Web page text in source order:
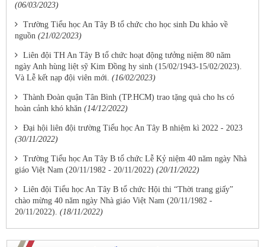
(06/03/2023)
Trường Tiểu học An Tây B tổ chức cho học sinh Du khảo về
nguồn (21/02/2023)
Liên đội TH An Tây B tổ chức hoạt động tưởng niệm 80 năm
ngày Anh hùng liệt sỹ Kim Đồng hy sinh (15/02/1943-15/02/2023).
Và Lễ kết nạp đội viên mới. (16/02/2023)
Thành Đoàn quận Tân Bình (TP.HCM) trao tặng quà cho hs có
hoàn cảnh khó khăn (14/12/2022)
Đại hội liên đội trường Tiểu học An Tây B nhiệm kì 2022 - 2023
(30/11/2022)
Trường Tiểu học An Tây B tổ chức Lễ Kỷ niệm 40 năm ngày Nhà
giáo Việt Nam (20/11/1982 - 20/11/2022) (20/11/2022)
Liên đội Tiểu học An Tây B tổ chức Hội thi “Thời trang giấy”
chào mừng 40 năm ngày Nhà giáo Việt Nam (20/11/1982 -
20/11/2022). (18/11/2022)